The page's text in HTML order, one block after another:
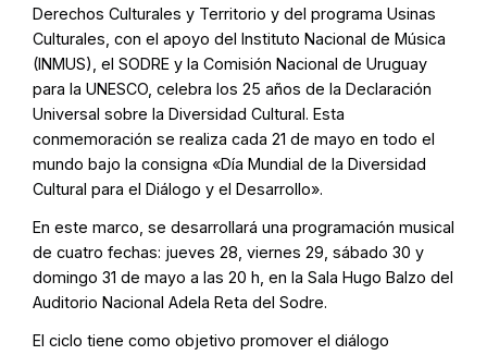
Derechos Culturales y Territorio y del programa Usinas
Culturales, con el apoyo del Instituto Nacional de Música
(INMUS), el SODRE y la Comisión Nacional de Uruguay
para la UNESCO, celebra los 25 años de la Declaración
Universal sobre la Diversidad Cultural. Esta
conmemoración se realiza cada 21 de mayo en todo el
mundo bajo la consigna «Día Mundial de la Diversidad
Cultural para el Diálogo y el Desarrollo».
En este marco, se desarrollará una programación musical
de cuatro fechas: jueves 28, viernes 29, sábado 30 y
domingo 31 de mayo a las 20 h, en la Sala Hugo Balzo del
Auditorio Nacional Adela Reta del Sodre.
El ciclo tiene como objetivo promover el diálogo